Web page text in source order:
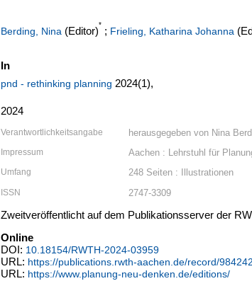
Berding, Nina (Editor)
*
; Frieling, Katharina Johanna
In
pnd - rethinking planning 2024(1),
2024
Verantwortlichkeitsangabe herausgegeben von Nina
Impressum Aachen : Lehrstuhl für
Umfang 248 Seiten : Illustrationen
ISSN 2747-3309
Zweitveröffentlicht auf dem Publikationsserver der
Online
DOI: 10.18154/RWTH-2024-03959
URL: https://publications.rwth-aachen.de/record/
URL: https://www.planung-neu-denken.de/editions/